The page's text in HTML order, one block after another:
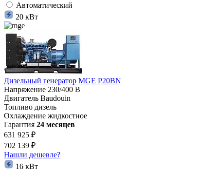
Автоматический
20 кВт
Дизельный генератор MGE P20BN
Напряжение 230/400 В
Двигатель Baudouin
Топливо дизель
Охлаждение жидкостное
Гарантия 24 месяцев
631 925 ₽
702 139 ₽
Нашли дешевле?
16 кВт